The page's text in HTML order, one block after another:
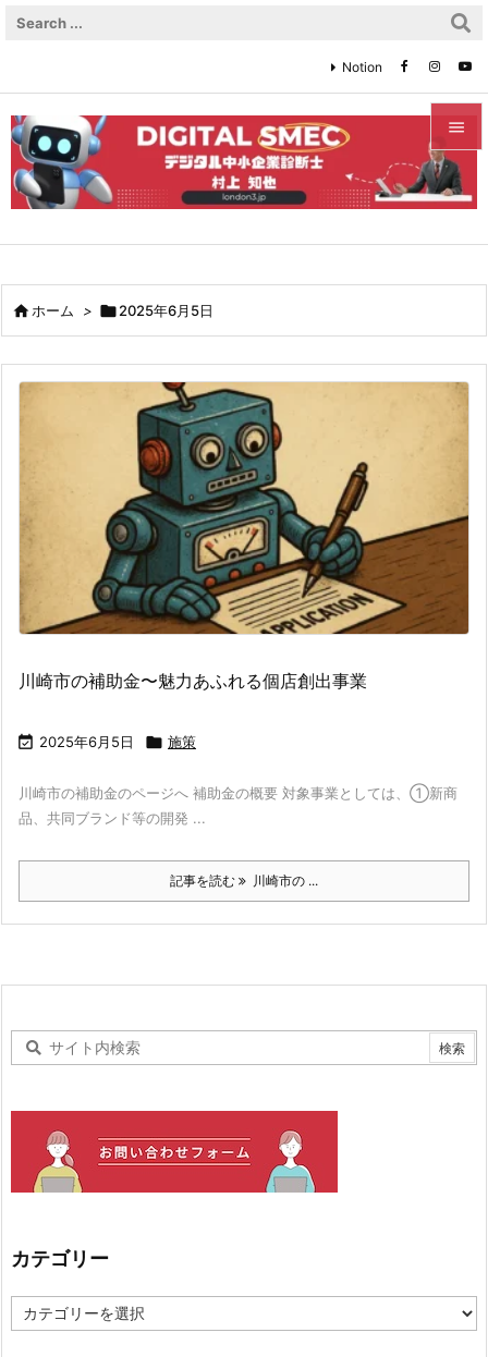


メニュ


次へ

Notion
ホーム > 2025年6月5日
川崎市の補助金〜魅力あふれる個店創出事業
 2025年6月5日  施策
川崎市の補助金のページへ 補助金の概要 対象事業としては、①新商
品、共同ブランド等の開発 ...
記事を読む 川崎市の ...
カテゴリー
テ